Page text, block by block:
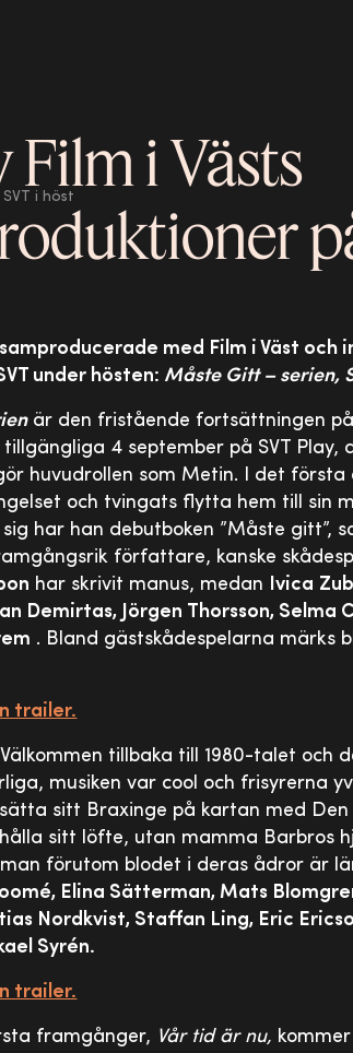
i höst
Film i Västs
med Film i Väst och
under hösten: Måste Gitt – serien,
är den fristående fortsättningen på
4 september på SVT Play,
huvudrollen som Metin. I det
och tvingats flytta hem till sin
sig har han debutboken ”Måste gitt”,
författare, kanske
har skrivit manus, medan Ivica
Demirtas, Jörgen Thorsson, Selma
. Bland gästskådespelarna märks
trailer.
tillbaka till 1980-talet och
musiken var cool och frisyrerna
sitt Braxinge på kartan med
sitt löfte, utan mamma Barbros
förutom blodet i deras ådror är
Elina Sätterman, Mats
Nordkvist, Staffan Ling, Eric
Syrén.
trailer.
framgånger, Vår tid är nu,